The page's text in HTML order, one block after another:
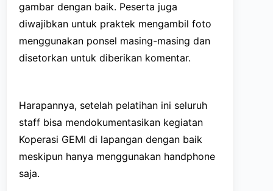
gambar dengan baik. Peserta juga
diwajibkan untuk praktek mengambil foto
menggunakan ponsel masing-masing dan
disetorkan untuk diberikan komentar.
Harapannya, setelah pelatihan ini seluruh
staff bisa mendokumentasikan kegiatan
Koperasi GEMI di lapangan dengan baik
meskipun hanya menggunakan handphone
saja.